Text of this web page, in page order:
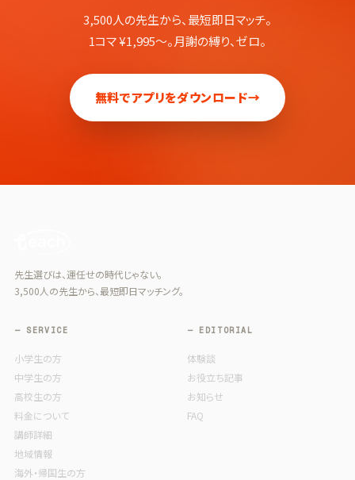
3,500人の先生から、最短即日マッチ。
1コマ ¥1,995〜。月謝の縛り、ゼロ。
無料でアプリをダウンロード→
先生選びは、運任せの時代じゃない。
3,500人の先生から、最短即日マッチング。
— SERVICE
小学生の方
中学生の方
高校生の方
料金について
講師詳細
地域情報
海外・帰国生の方
— EDITORIAL
体験談
お役立ち記事
お知らせ
FAQ